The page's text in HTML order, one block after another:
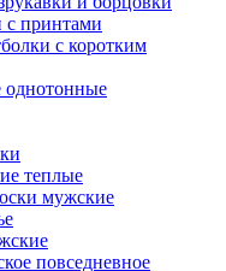
принтами
с коротким
теплые
мужские
повседневное